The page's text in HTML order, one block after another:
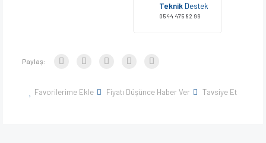
Teknik Destek
0544 475 82 99
Paylaş:
Favorilerime Ekle Fiyatı Düşünce Haber Ver Tavsiye Et